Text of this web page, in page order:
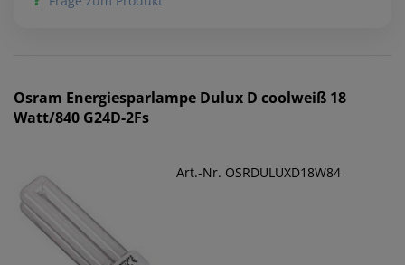
Osram Energiesparlampe Dulux D coolweiß 18
Watt/840 G24D-2Fs
Art.-Nr. OSRDULUXD18W84